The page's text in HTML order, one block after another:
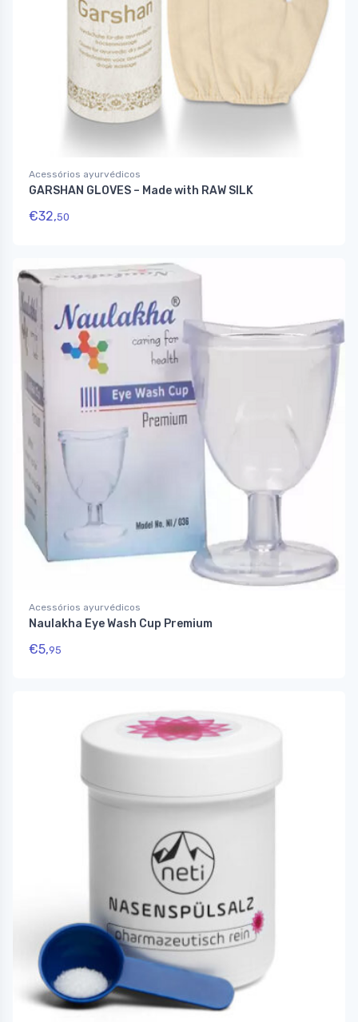
Acessórios ayurvédicos
GARSHAN GLOVES – Made with RAW SILK
€32,50
Acessórios ayurvédicos
Naulakha Eye Wash Cup Premium
€5,95